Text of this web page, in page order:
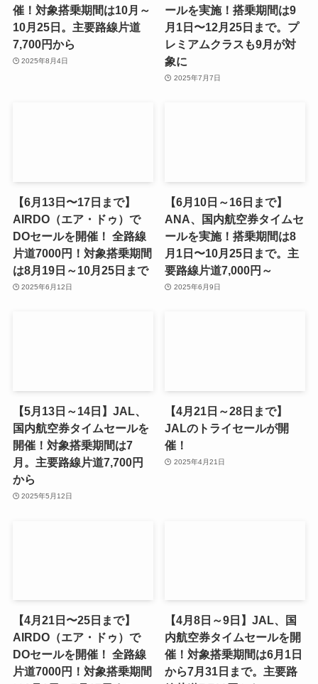
催！対象搭乗期間は10月～
10月25日。主要路線片道
7,700円から
2025年8月4日
ールを実施！搭乗期間は9
月1日〜12月25日まで。プ
レミアムクラスも9月が対
象に
2025年7月7日
【6月13日〜17日まで】
AIRDO（エア・ドゥ）で
DOセールを開催！ 全路線
片道7000円！対象搭乗期間
は8月19日～10月25日まで
2025年6月12日
【6月10日～16日まで】
ANA、国内航空券タイムセ
ールを実施！搭乗期間は8
月1日〜10月25日まで。主
要路線片道7,000円～
2025年6月9日
【5月13日～14日】JAL、
国内航空券タイムセールを
開催！対象搭乗期間は7
月。主要路線片道7,700円
から
2025年5月12日
【4月21日～28日まで】
JALのトライセールが開
催！
2025年4月21日
【4月21日〜25日まで】
AIRDO（エア・ドゥ）で
DOセールを開催！ 全路線
片道7000円！対象搭乗期間
【4月8日～9日】JAL、国
内航空券タイムセールを開
催！対象搭乗期間は6月1日
から7月31日まで。主要路